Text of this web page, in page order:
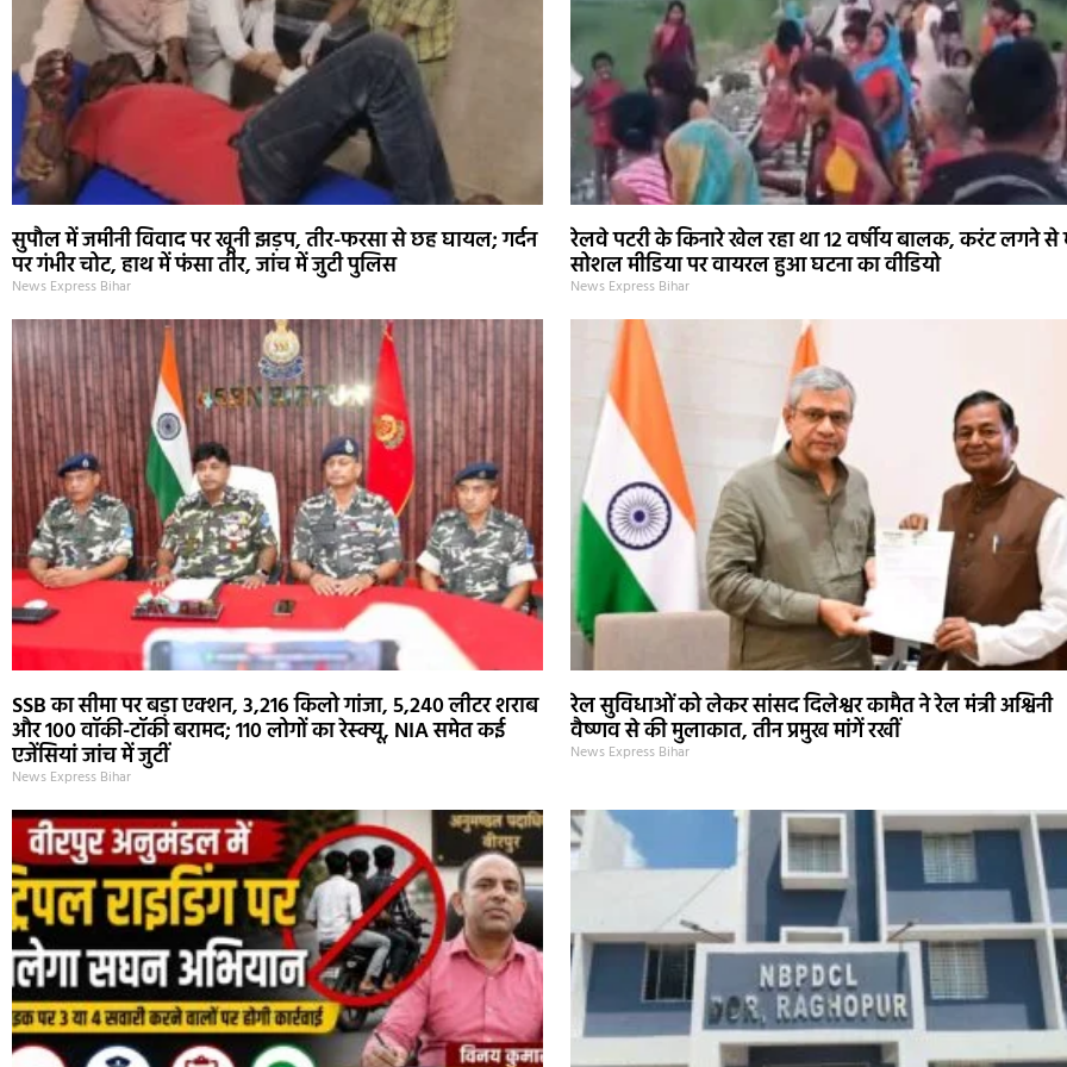
सुपौल में जमीनी विवाद पर खूनी झड़प, तीर-फरसा से छह घायल; गर्दन
पर गंभीर चोट, हाथ में फंसा तीर, जांच में जुटी पुलिस
News Express Bihar
रेलवे पटरी के किनारे खेल रहा था 12 वर्षीय बालक, करंट लगने से
सोशल मीडिया पर वायरल हुआ घटना का वीडियो
News Express Bihar
SSB का सीमा पर बड़ा एक्शन, 3,216 किलो गांजा, 5,240 लीटर शराब
और 100 वॉकी-टॉकी बरामद; 110 लोगों का रेस्क्यू, NIA समेत कई
एजेंसियां जांच में जुटीं
News Express Bihar
रेल सुविधाओं को लेकर सांसद दिलेश्वर कामैत ने रेल मंत्री अश्विनी
वैष्णव से की मुलाकात, तीन प्रमुख मांगें रखीं
News Express Bihar